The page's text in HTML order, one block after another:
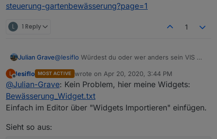
steuerung-gartenbewässerung?page=1
L 1 Reply 1
Julian Grave@lesiflo Würdest du oder wer anders sein VIS mal
Ich brauche mal eine kleine Vorlage glaub ich...
DANKEEE
L
Offline
lesiflo MOST ACTIVE wrote on Apr 20, 2020, 3:44 PM
last edited by
@Julian-Grave: Kein Problem, hier meine Widgets:
Bewässerung_Widget.txt
Einfach im Editor über "Widgets Importieren" einfügen.
Sieht so aus: